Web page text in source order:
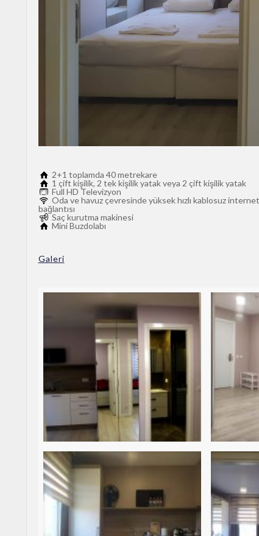
2+1 toplamda 40 metrekare
1 çift kişilik, 2 tek kişilik yatak veya 2 çift kişilik yatak
Full HD Televizyon
Oda ve havuz çevresinde yüksek hızlı kablosuz internet
bağlantısı
Saç kurutma makinesi
Mini Buzdolabı
Galeri